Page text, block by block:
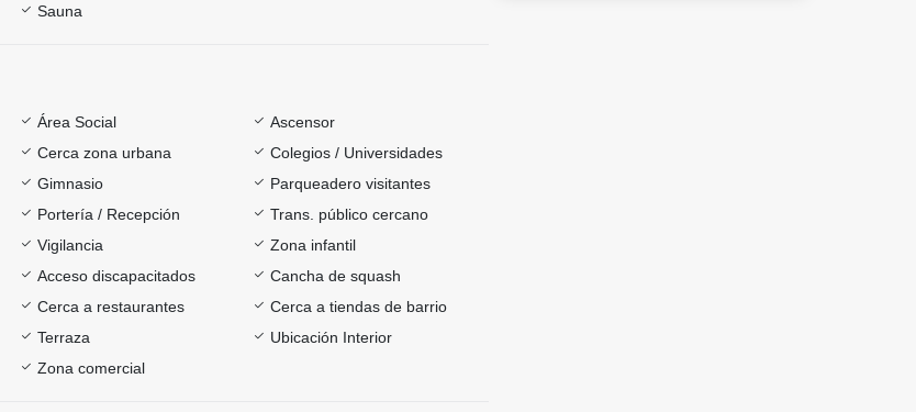
Sauna
Área Social
Ascensor
Cerca zona urbana
Colegios / Universidades
Gimnasio
Parqueadero visitantes
Portería / Recepción
Trans. público cercano
Vigilancia
Zona infantil
Acceso discapacitados
Cancha de squash
Cerca a restaurantes
Cerca a tiendas de barrio
Terraza
Ubicación Interior
Zona comercial